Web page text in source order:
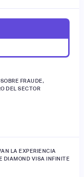
FRAUDE,
DEL SECTOR
LA EXPERIENCIA
DIAMOND VISA INFINITE